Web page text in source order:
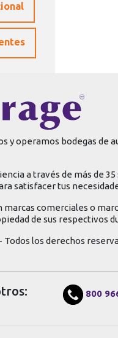
y operamos bodegas de
a través de más de 35
satisfacer tus
marcas comerciales o
de sus respectivos
los derechos
800